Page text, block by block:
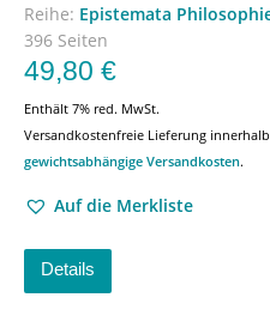
Reihe: Epistemata
396 Seiten
49,80 €
Enthält 7% red. MwSt.
Versandkostenfreie Lieferung
gewichtsabhängige Versandkosten.
Auf die Merkliste
Details